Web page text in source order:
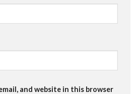
and website in this browser